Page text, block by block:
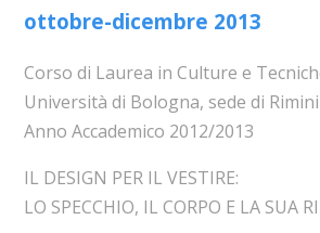
ottobre-dicembre 2013
Corso di Laurea in Culture e
Università di Bologna, sede di Rimini
Anno Accademico 2012/2013
IL DESIGN PER IL VESTIRE:
LO SPECCHIO, IL CORPO E LA SUA